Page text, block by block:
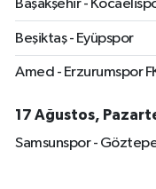
Başakşehir -
Beşiktaş - Eyüpspor
Amed - Erzurumspor
17 Ağustos,
Samsunspor -